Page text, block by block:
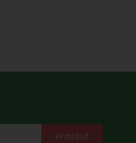
Přihlásit